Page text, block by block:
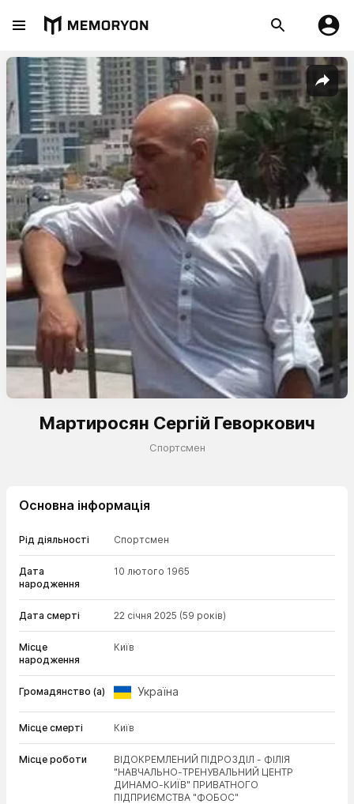
Мартиросян Сергій Геворкович
Спортсмен
Основна інформація
Рід діяльності Спортсмен
Дата
народження
10 лютого 1965
Дата смерті 22 січня 2025 (59 років)
Місце
народження
Київ
Громадянство (а) Україна
Місце смерті Київ
Місце роботи
ВІДОКРЕМЛЕНИЙ ПІДРОЗДІЛ - ФІЛІЯ
"НАВЧАЛЬНО-ТРЕНУВАЛЬНИЙ ЦЕНТР
ДИНАМО-КИЇВ" ПРИВАТНОГО
ПІДПРИЄМСТВА "ФОБОС"